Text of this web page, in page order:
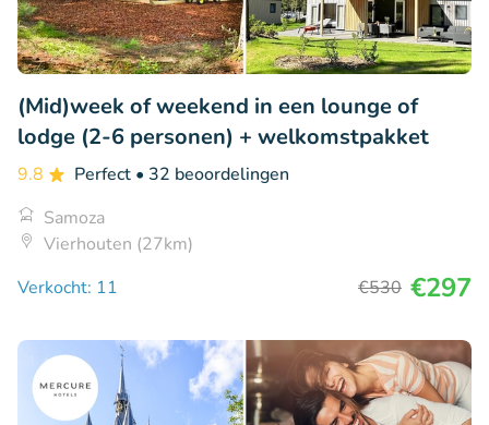
(Mid)week of weekend in een lounge of
lodge (2-6 personen) + welkomstpakket
9.8 Perfect • 32 beoordelingen
Samoza
Vierhouten (27km)
Verkocht: 11
€530 €297